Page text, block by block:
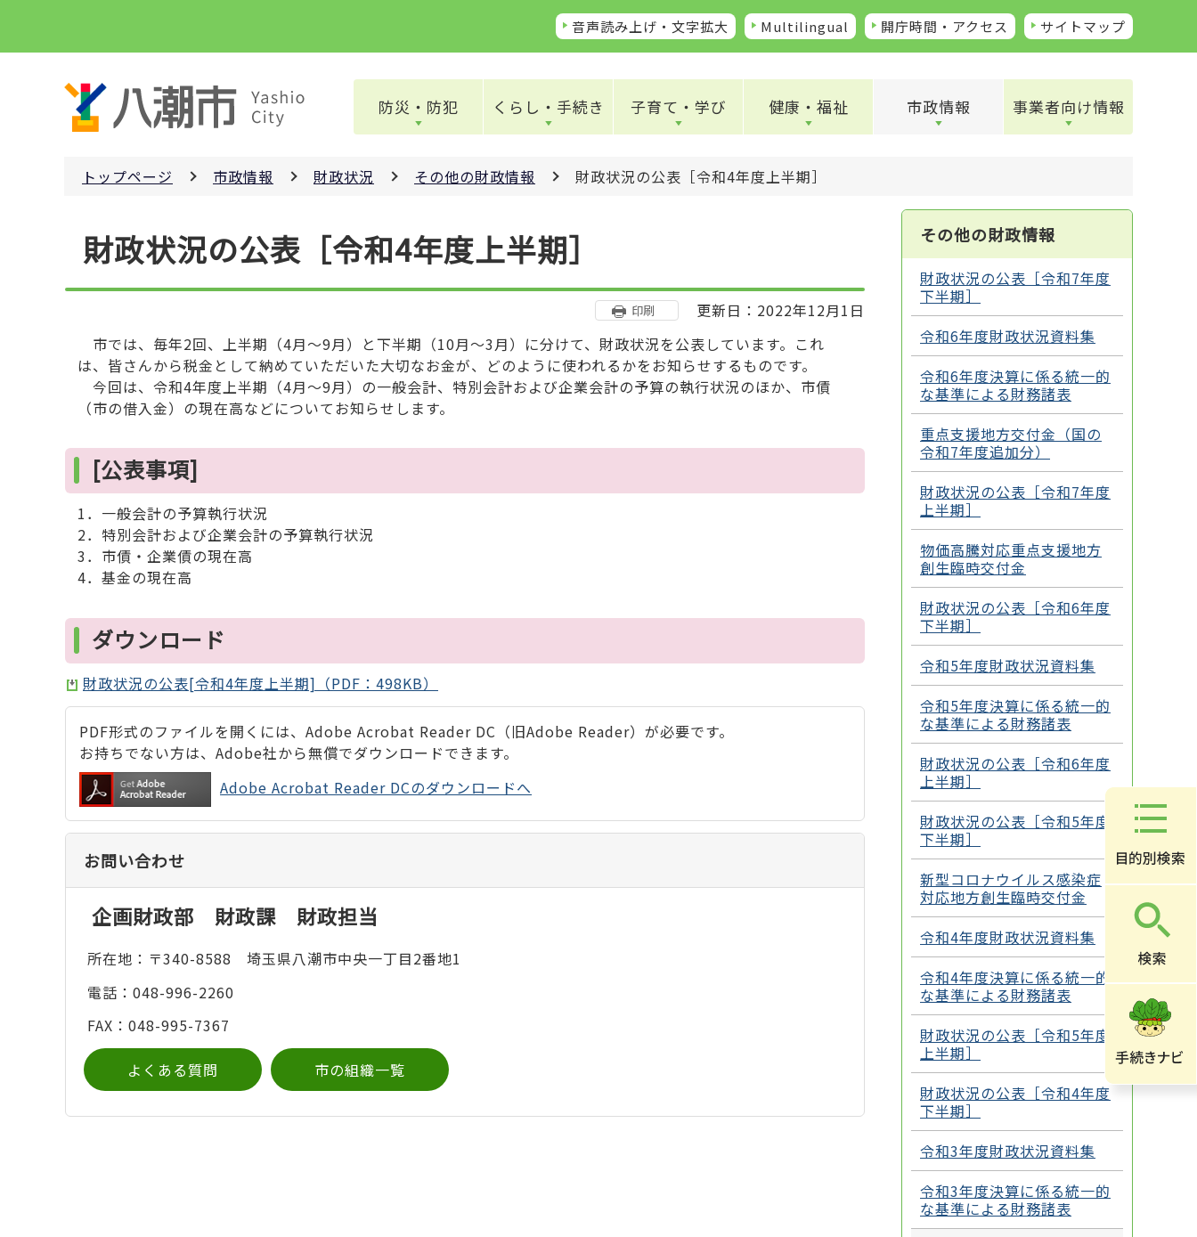
ペ
音声読み上げ・文字拡大 Multilingual 開庁時間・アクセス サイトマップ
防災・防犯 くらし・手続き 子育て・学び 健康・福祉 市政情報 事業者向け情報
トップページ 市政情報 財政状況 その他の財政情報 財政状況の公表［令和4年度上半期］
財政状況の公表［令和4年度上半期］
印刷
更新日：2022年12月1日
市では、毎年2回、上半期（4月～9月）と下半期（10月～3月）に分けて、財政状況を公表しています。これ
は、皆さんから税金として納めていただいた大切なお金が、どのように使われるかをお知らせするものです。
今回は、令和4年度上半期（4月～9月）の一般会計、特別会計および企業会計の予算の執行状況のほか、市債
（市の借入金）の現在高などについてお知らせします。
[公表事項]
1．一般会計の予算執行状況
2．特別会計および企業会計の予算執行状況
3．市債・企業債の現在高
4．基金の現在高
ダウンロード
財政状況の公表[令和4年度上半期]（PDF：498KB）
PDF形式のファイルを開くには、Adobe Acrobat Reader DC（旧Adobe Reader）が必要です。
お持ちでない方は、Adobe社から無償でダウンロードできます。
Adobe Acrobat Reader DCのダウンロードへ
お問い合わせ
企画財政部 財政課 財政担当
所在地：〒340-8588 埼玉県八潮市中央一丁目2番地1
電話：048-996-2260
FAX：048-995-7367
よくある質問 市の組織一覧
その他の財政情報
財政状況の公表［令和7年度
下半期］
令和6年度財政状況資料集
令和6年度決算に係る統一的
な基準による財務諸表
重点支援地方交付金（国の
令和7年度追加分）
財政状況の公表［令和7年度
上半期］
物価高騰対応重点支援地方
創生臨時交付金
財政状況の公表［令和6年度
下半期］
令和5年度財政状況資料集
令和5年度決算に係る統一的
な基準による財務諸表
財政状況の公表［令和6年度
上半期］
財政状況の公表［令和5年度
下半期］
新型コロナウイルス感染症
対応地方創生臨時交付金
令和4年度財政状況資料集
令和4年度決算に係る統一的
な基準による財務諸表
財政状況の公表［令和5年度
上半期］
財政状況の公表［令和4年度
下半期］
令和3年度財政状況資料集
令和3年度決算に係る統一的
な基準による財務諸表